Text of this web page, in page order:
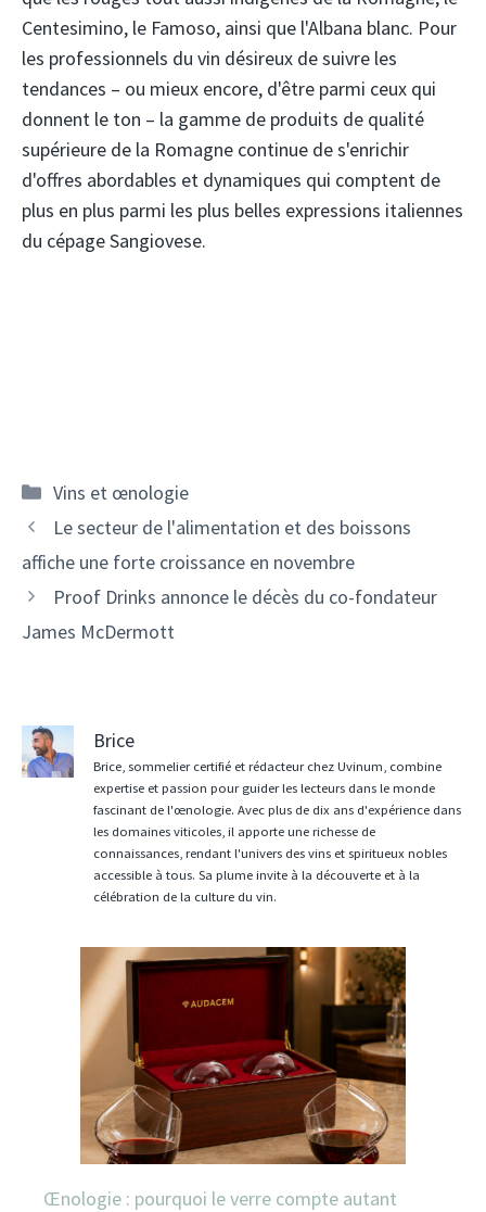
Centesimino, le Famoso, ainsi que l'Albana blanc. Pour
les professionnels du vin désireux de suivre les
tendances – ou mieux encore, d'être parmi ceux qui
donnent le ton – la gamme de produits de qualité
supérieure de la Romagne continue de s'enrichir
d'offres abordables et dynamiques qui comptent de
plus en plus parmi les plus belles expressions italiennes
du cépage Sangiovese.
Catégories
Vins et œnologie
Navigation
des
Le secteur de l'alimentation et des boissons
affiche une forte croissance en novembre
Proof Drinks annonce le décès du co-fondateur
James McDermott
Brice
Brice, sommelier certifié et rédacteur chez Uvinum, combine
expertise et passion pour guider les lecteurs dans le monde
fascinant de l'œnologie. Avec plus de dix ans d'expérience dans
les domaines viticoles, il apporte une richesse de
connaissances, rendant l'univers des vins et spiritueux nobles
accessible à tous. Sa plume invite à la découverte et à la
célébration de la culture du vin.
Œnologie : pourquoi le verre compte autant